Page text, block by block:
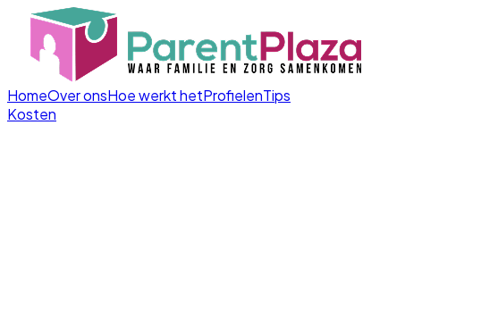
HomeOver onsHoe werkt hetProfielenTips
Kosten